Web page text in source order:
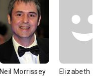
Neil Morrissey
Elizabeth